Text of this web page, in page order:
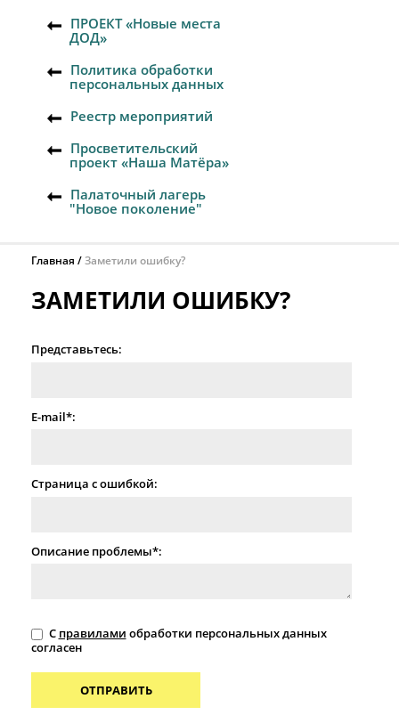
ПРОЕКТ «Новые места
ДОД»
Политика обработки
персональных данных
Реестр мероприятий
Просветительский
проект «Наша Матёра»
Палаточный лагерь
"Новое поколение"
Главная Заметили ошибку?
ЗАМЕТИЛИ ОШИБКУ?
Представьтесь:
E-mail*:
Страница с ошибкой:
Описание проблемы*:
С правилами обработки персональных данных
согласен
ОТПРАВИТЬ